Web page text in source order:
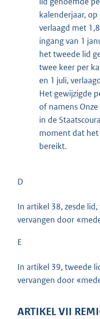
kalenderjaar,
verlaagd met
ingang van 1
het tweede lid
twee keer per
en 1 juli,
Het gewijzigde
of namens
in de
moment dat het
bereikt.
D
In artikel 38, zesde
vervangen door
E
In artikel 39, tweede
vervangen door
ARTIKEL VII